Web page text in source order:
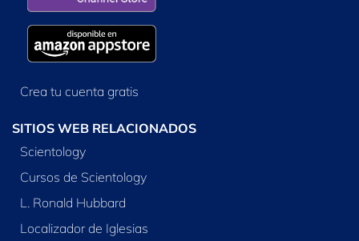
Crea tu cuenta gratis
SITIOS WEB RELACIONADOS
Scientology
Cursos de Scientology
L. Ronald Hubbard
Localizador de Iglesias